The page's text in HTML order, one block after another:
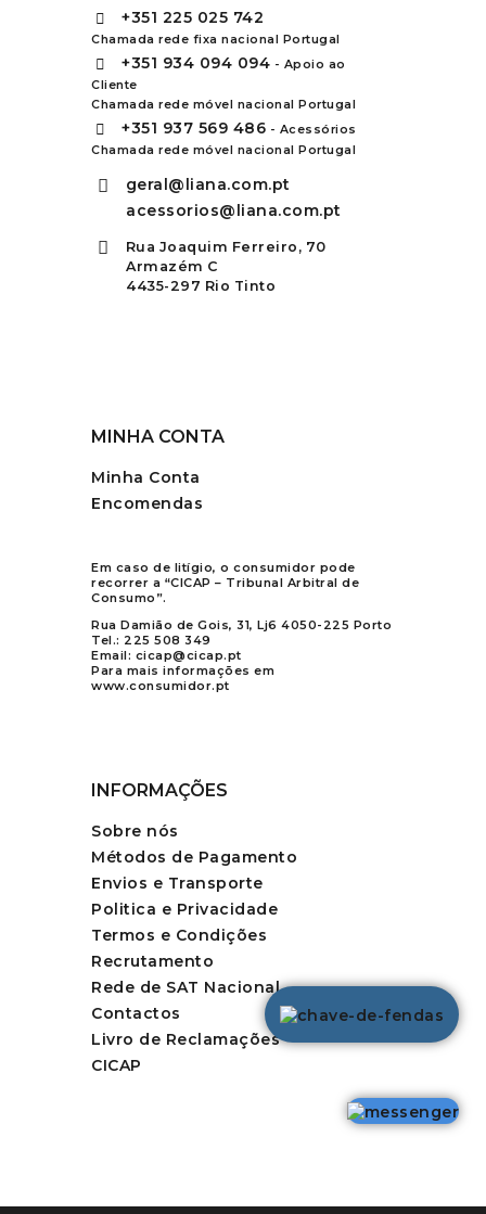
+351 225 025 742
Chamada rede fixa nacional Portugal
+351 934 094 094 - Apoio ao
Cliente
Chamada rede móvel nacional Portugal
+351 937 569 486 - Acessórios
Chamada rede móvel nacional Portugal
geral@liana.com.pt
acessorios@liana.com.pt
Rua Joaquim Ferreiro, 70
Armazém C
4435-297 Rio Tinto
MINHA CONTA
Minha Conta
Encomendas
Em caso de litígio, o consumidor pode
recorrer a “CICAP – Tribunal Arbitral de
Consumo”.
Rua Damião de Gois, 31, Lj6 4050-225 Porto
Tel.: 225 508 349
Email: cicap@cicap.pt
Para mais informações em
www.consumidor.pt
INFORMAÇÕES
Sobre nós
Métodos de Pagamento
Envios e Transporte
Politica e Privacidade
Termos e Condições
Recrutamento
Rede de SAT Nacional
Contactos
Livro de Reclamações
CICAP